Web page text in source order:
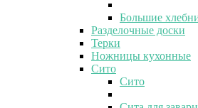
Большие
Разделочные доски
Терки
Ножницы кухонные
Сито
Сито